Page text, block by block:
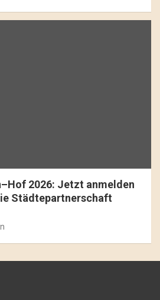
2026: Jetzt anmelden
Städtepartnerschaft